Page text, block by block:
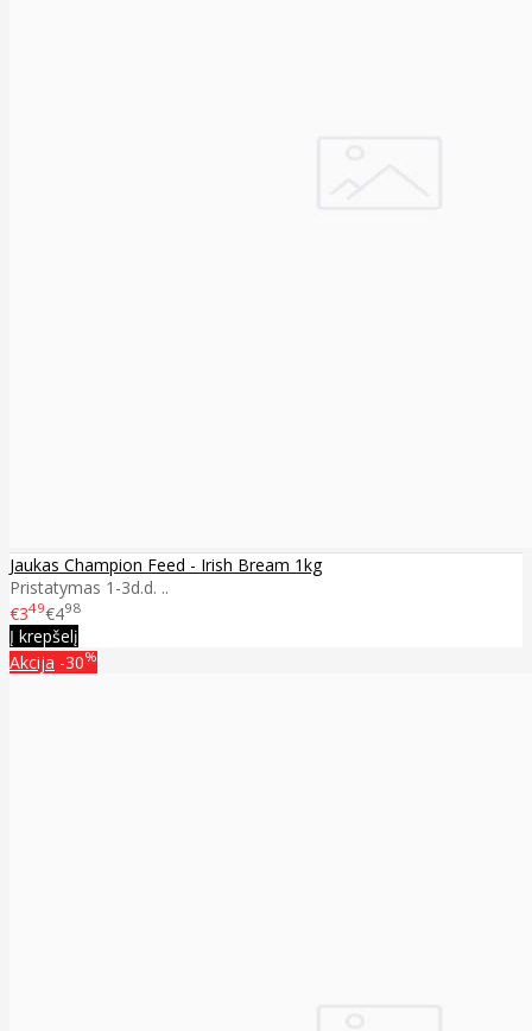
Jaukas Champion Feed - Irish Bream 1kg
Pristatymas 1-3d.d. ..
€349€498
Į krepšelį
Akcija -30%